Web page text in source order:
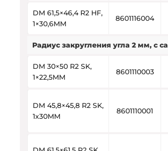
DM 61,5×46,4 R2 HF,
1×30,6MM
8601116004
Радиус закругления угла 2 мм, с
DM 30×50 R2 SK,
1×22,5MM
8601110003
DM 45,8×45,8 R2 SK,
1x30MM
8601110001